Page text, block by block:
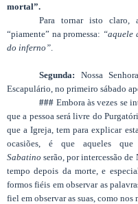
mortal”.
Para tornar isto claro,
“piamente” na promessa: “aquele
do inferno”
Segunda: Nossa
Escapulário, no primeiro sábado
### Embora às vezes se
que a pessoa será livre do
que a Igreja, tem para explicar
ocasiões, é que aqueles
Sabatino serão, por intercessão
tempo depois da morte, e
formos fiéis em observar as
fiel em observar as suas, como